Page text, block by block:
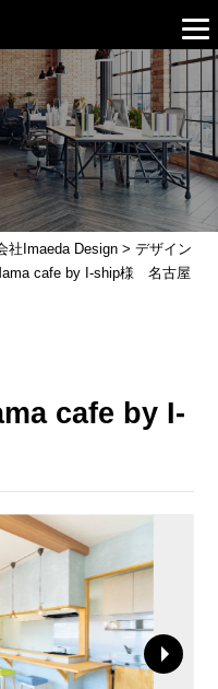
社Imaeda Design >デザイン
cafe by I-ship様 名古屋
cafe by I-